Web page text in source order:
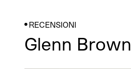
RECENSIONI
Glenn Brown